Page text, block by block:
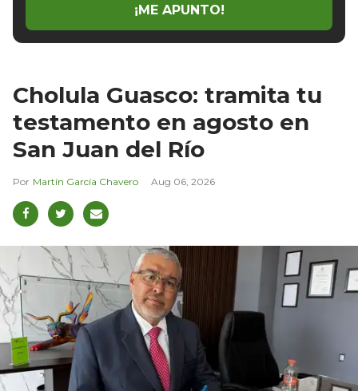
¡ME APUNTO!
Cholula Guasco: tramita tu
testamento en agosto en
San Juan del Río
Martín García Chavero Aug 06, 2026